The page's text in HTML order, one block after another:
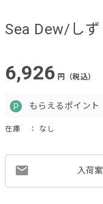
Sea Dew/し
6,926 円（税込）
もらえるポイント
在庫 ： なし
入荷